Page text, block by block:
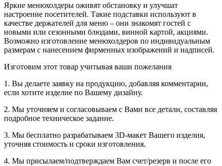
Яркие менюхолдеры оживят обстановку и улучшат
настроение посетителей. Такие подставки используют в
качестве держателей для меню – они знакомят гостей с
новыми или сезонными блюдами, винной картой, акциями.
Возможно изготовление менюхолдеров по индивидуальным
размерам с нанесением фирменных изображений и надписей.
Изготовим этот товар учитывая ваши пожелания
1. Вы делаете заявку на продукцию, добавляя комментарии,
если хотите изделие по Вашему дизайну.
2. Мы уточняем и согласовываем с Вами все детали, составляя
подробное техническое задание.
3. Мы бесплатно разрабатываем 3D-макет Вашего изделия,
уточняя стоимость и сроки изготовления.
4. Мы присылаем/подтверждаем Вам счет/резерв и после его